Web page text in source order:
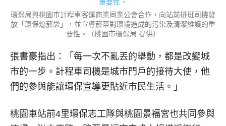
環保局與桃園市計程車客運商業同業公會合作，向站前排班司機發
放「環保熄菸袋」，並宣導菸蒂對環境造成的污染及清潔維護的重
要性。（桃園市環保局 提供）
張書豪指出：「每一次不亂丟的舉動，都是改變城
市的一步。計程車司機是城市門戶的接待大使，他
們的參與能讓環保宣導更貼近市民生活。」
桃園車站前4里環保志工隊與桃園景福宮也共同參與